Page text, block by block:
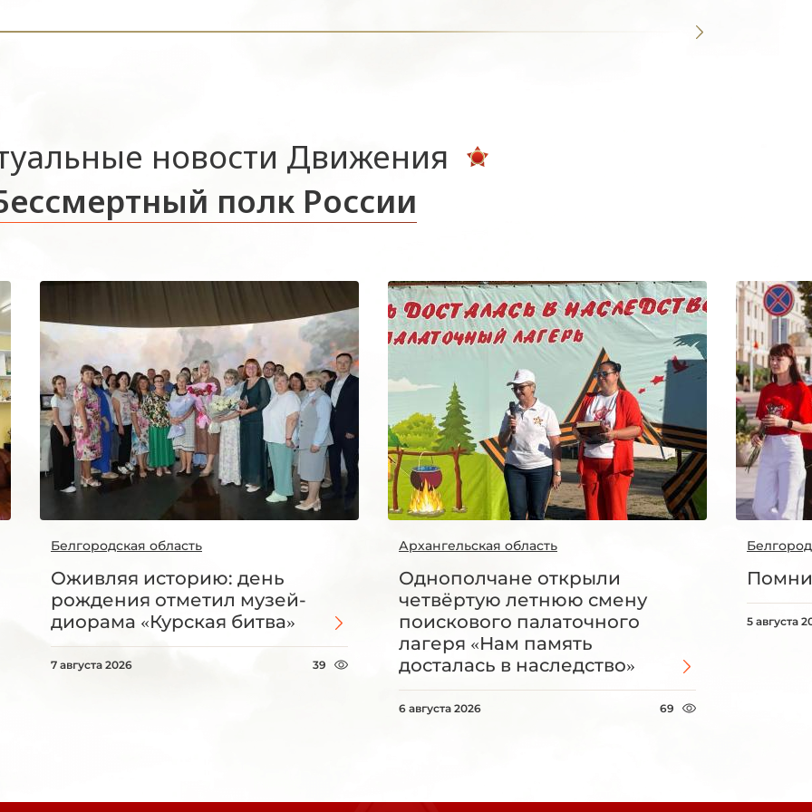
новости Движения
полк России
Белгородская область
Оживляя историю: день
рождения отметил музей-
диорама «Курская битва»
7 августа 2026 39
Архангельская область
Однополчане открыли
четвёртую летнюю смену
поискового палаточного
лагеря «Нам память
досталась в наследство»
6 августа 2026 69
5 августа